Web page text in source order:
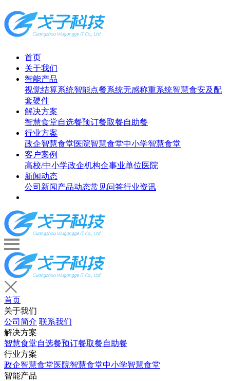
首页
关于我们
智能产品
视觉结算系统智能点餐系统无感称重系统智慧食安及配
套硬件
解决方案
智慧食堂自选餐预订餐取餐自助餐
行业方案
政企智慧食堂医院智慧食堂中小学智慧食堂
客户案例
高校/中小学政企机构企事业单位医院
新闻动态
公司新闻产品动态常见问答行业资讯
首页
关于我们
公司简介 联系我们
解决方案
智慧食堂自选餐预订餐取餐自助餐
行业方案
政企智慧食堂医院智慧食堂中小学智慧食堂
智能产品